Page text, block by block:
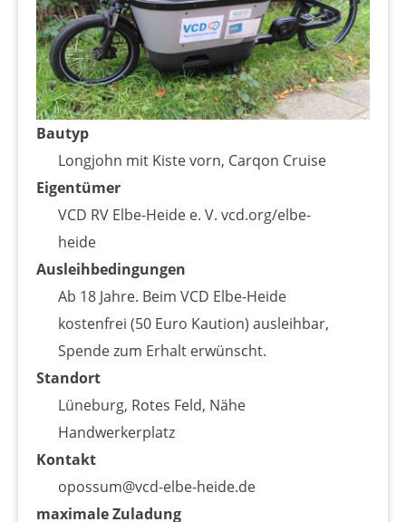
Bautyp
Longjohn mit Kiste vorn, Carqon Cruise
Eigentümer
VCD RV Elbe-Heide e. V. vcd.org/elbe-
heide
Ausleihbedingungen
Ab 18 Jahre. Beim VCD Elbe-Heide
kostenfrei (50 Euro Kaution) ausleihbar,
Spende zum Erhalt erwünscht.
Standort
Lüneburg, Rotes Feld, Nähe
Handwerkerplatz
Kontakt
opossum@vcd-elbe-heide.de
maximale Zuladung